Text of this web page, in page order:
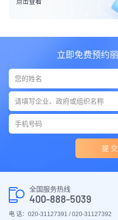
立即免费预约
提 交
全国服务热线
400-888-5039
电 话：020-31127391 / 020-31127392